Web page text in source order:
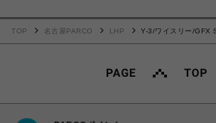
TOP 名古屋PARCO LHP
Y-3/ワイスリー/GFX